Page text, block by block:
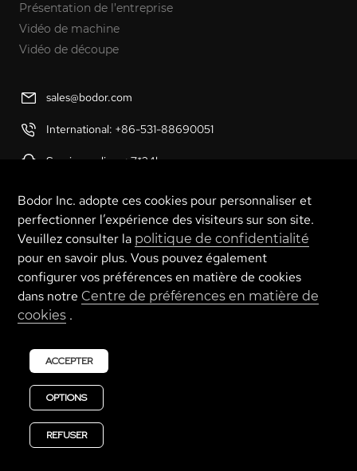
Bodor Inc. adopte ces cookies pour personnaliser et
perfectionner l’expérience des visiteurs sur son site.
Veuillez consulter la politique de confidentialité
pour en savoir plus. Vous pouvez également
configurer vos préférences en matière de cookies
dans notre Centre de préférences en matière de
cookies .
ACCEPTER
OPTIONS
REFUSER
Présentation de l’entreprise
Vidéo de machine
Vidéo de découpe
sales@bodor.com
International: +86-531-88690051
Service en ligne: 7*24h
* En raison de la mise à jour en temps réel des produits et technologies,
les données et photos des produits sur le site sont à titre indicatif
uniquement
Déclaration de confidentialité
© 2024 BODOR